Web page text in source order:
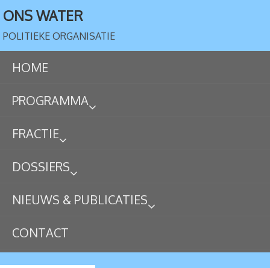
ONS WATER
POLITIEKE ORGANISATIE
HOME
PROGRAMMA
FRACTIE
DOSSIERS
NIEUWS & PUBLICATIES
CONTACT